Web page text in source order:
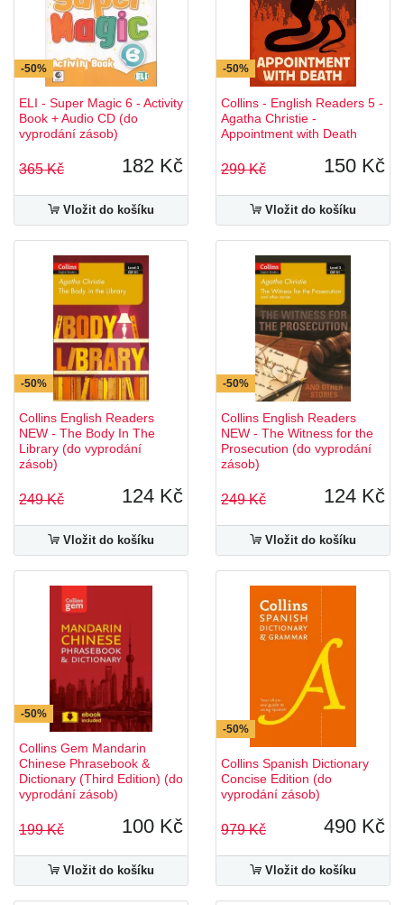
-50%
ELI - Super Magic 6 - Activity
Book + Audio CD (do
vyprodání zásob)
365 Kč 182 Kč
Vložit do košíku
-50%
Collins - English Readers 5 -
Agatha Christie -
Appointment with Death
299 Kč 150 Kč
Vložit do košíku
-50%
Collins English Readers
NEW - The Body In The
Library (do vyprodání
zásob)
249 Kč 124 Kč
Vložit do košíku
-50%
Collins English Readers
NEW - The Witness for the
Prosecution (do vyprodání
zásob)
249 Kč 124 Kč
Vložit do košíku
-50%
Collins Gem Mandarin
Chinese Phrasebook &
Dictionary (Third Edition) (do
vyprodání zásob)
199 Kč 100 Kč
Vložit do košíku
-50%
Collins Spanish Dictionary
Concise Edition (do
vyprodání zásob)
979 Kč 490 Kč
Vložit do košíku